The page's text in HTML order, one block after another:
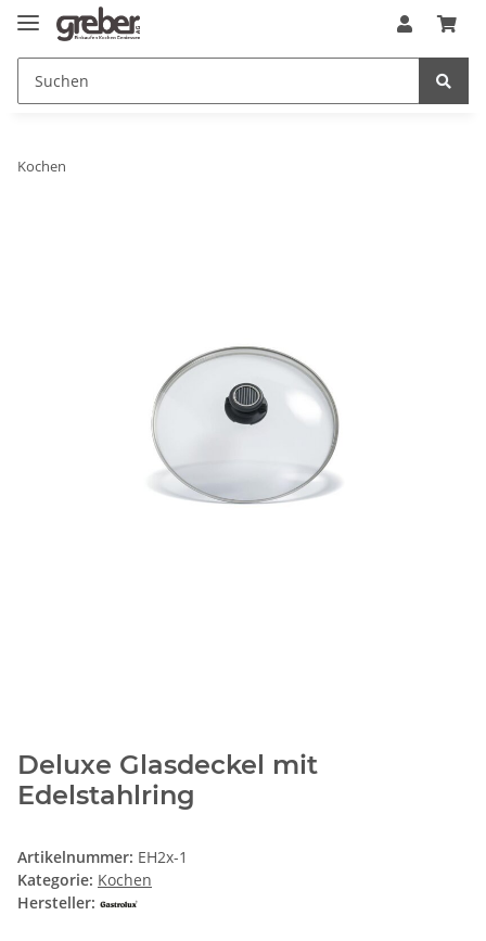
Kochen
Deluxe Glasdeckel mit
Edelstahlring
Artikelnummer: EH2x-1
Kategorie: Kochen
Hersteller: